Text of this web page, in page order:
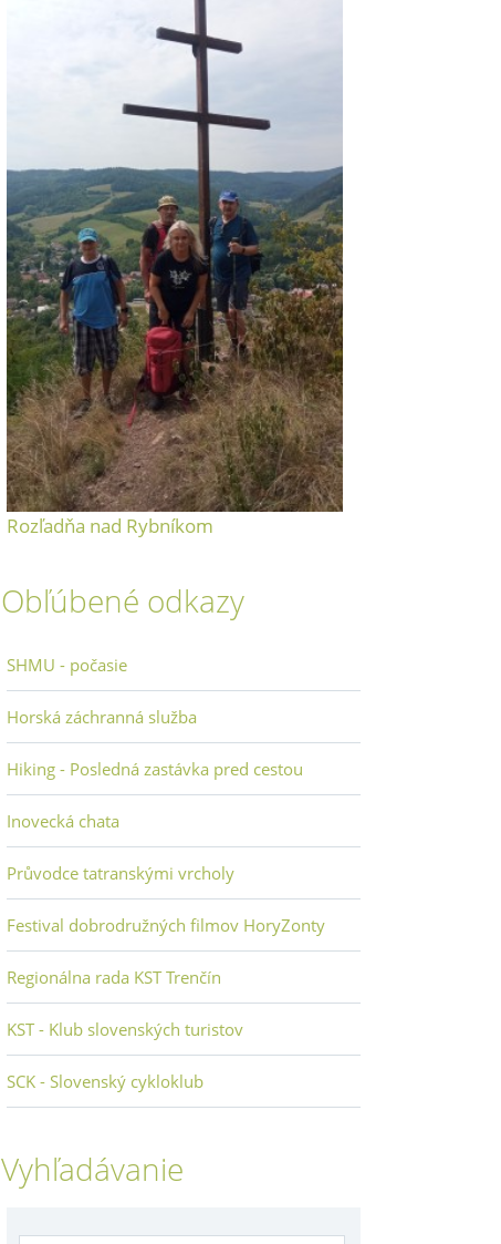
Rozľadňa nad Rybníkom
Obľúbené odkazy
SHMU - počasie
Horská záchranná služba
Hiking - Posledná zastávka pred cestou
Inovecká chata
Průvodce tatranskými vrcholy
Festival dobrodružných filmov HoryZonty
Regionálna rada KST Trenčín
KST - Klub slovenských turistov
SCK - Slovenský cykloklub
Vyhľadávanie